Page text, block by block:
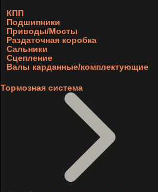
КПП
Подшипники
Приводы/Мосты
Раздаточная коробка
Сальники
Сцепление
Валы карданные/комплектующие
Тормозная система